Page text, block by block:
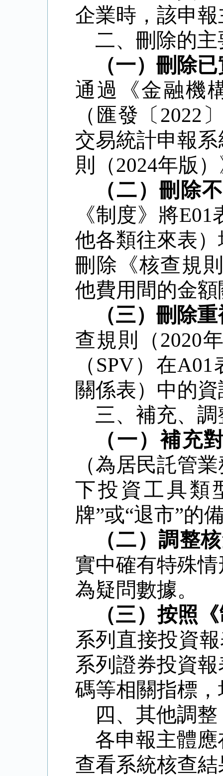
企業時，該申
二、刪除的
（一）刪除
通過《金融機
（匯發〔 2022
交易統計申報
則（2024年版
（二）刪除
《制度》將E01
他各類往來表
刪除《核查規
他費用間的金
（三）刪除
查規則（2020
（SPV）在A01
關係表）中的
三、補充、
（一）補充
（為居民託管
下投資工具類
牌”或“退市”的
（二）調整
實中確有特殊
為疑問數據。
（三）按照
系列直接投資
系列證券投資
碼等相關指標
四、其他調整
各申報主體
查看系統核查